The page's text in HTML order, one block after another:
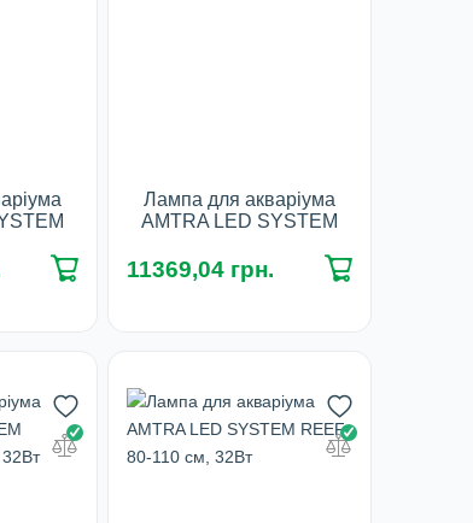
Лампа для акваріума
AMTRA LED SYSTEM
У наявності
11369,04 грн.